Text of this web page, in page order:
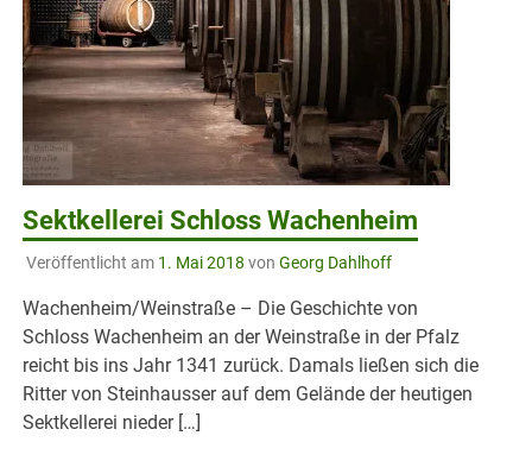
Sektkellerei Schloss Wachenheim
Veröffentlicht am 1. Mai 2018 von Georg Dahlhoff
Wachenheim/Weinstraße – Die Geschichte von
Schloss Wachenheim an der Weinstraße in der Pfalz
reicht bis ins Jahr 1341 zurück. Damals ließen sich die
Ritter von Steinhausser auf dem Gelände der heutigen
Sektkellerei nieder […]